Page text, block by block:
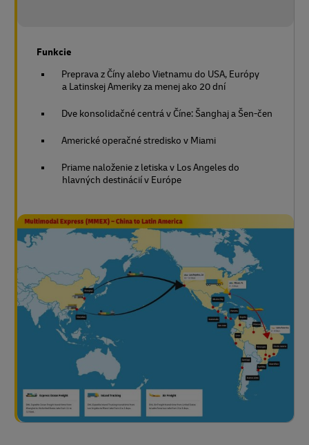
Funkcie
Preprava z Číny alebo Vietnamu do USA, Európy
a Latinskej Ameriky za menej ako 20 dní
Dve konsolidačné centrá v Číne: Šanghaj a Šen-čen
Americké operačné stredisko v Miami
Priame naloženie z letiska v Los Angeles do
hlavných destinácií v Európe